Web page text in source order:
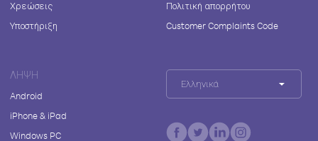
Χρεώσεις
Υποστήριξη
Πολιτική απορρήτου
Customer Complaints Code
ΛΉΨΗ
Android
iPhone & iPad
Windows PC
Ελληνικά